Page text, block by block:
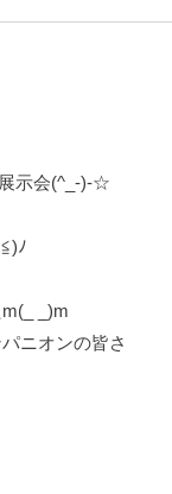
示会(^_-)-☆
ﾉ
_)m
ニオンの皆さ